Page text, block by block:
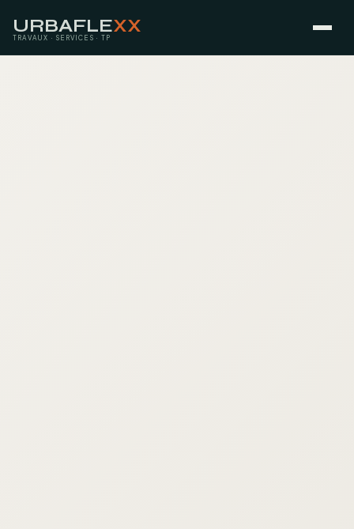
URBAFLEXX
TRAVAUX · SERVICES · TP